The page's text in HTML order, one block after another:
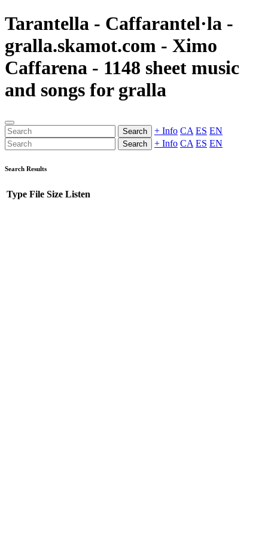
Tarantella - Caffarantel·la -
gralla.skamot.com - Ximo
Caffarena - 1148 sheet music
and songs for gralla
Search + Info CA ES EN
Search + Info CA ES EN
Search Results
Type File Size Listen